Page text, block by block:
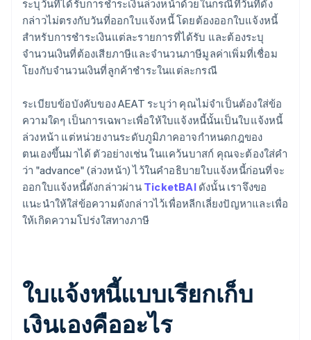
ระบุวันที่ได้รับการชำระเงินล่วงหน้าด้วยในกรณีที่วันที่ดัง
กล่าวไม่ตรงกับวันที่ออกใบแจ้งหนี้ โดยต้องออกใบแจ้งหนี้
สำหรับการชำระเงินแต่ละรายการที่ได้รับ และต้องระบุ
จำนวนเงินที่ต้องเสียภาษีและจำนวนภาษีมูลค่าเพิ่มที่เชื่อม
โยงกับจำนวนเงินที่ลูกค้าชำระในแต่ละกรณี
ระเบียบข้อบังคับของ AEAT ระบุว่า คุณไม่จำเป็นต้องใส่ข้อ
ความใดๆ เป็นการเฉพาะเพื่อให้ใบแจ้งหนี้นั้นเป็นใบแจ้งหนี้
ล่วงหน้า แต่หน่วยงานระดับภูมิภาคอาจกำหนดกฎของ
ตนเองขึ้นมาได้ ตัวอย่างเช่น ในแคว้นบาสก์ คุณจะต้องใส่คำ
ว่า "advance" (ล่วงหน้า) ไว้ในคำอธิบายใบแจ้งหนี้ก่อนที่จะ
ออกใบแจ้งหนี้ดังกล่าวผ่าน TicketBAIดังนั้น เราจึงขอ
แนะนำให้ใส่ข้อความดังกล่าวไว้เพื่อหลีกเลี่ยงปัญหาและเพื่อ
ให้เกิดความโปร่งใสทางภาษี
ใบแจ้งหนี้แบบเรียกเก็บ
เงินเองคืออะไร